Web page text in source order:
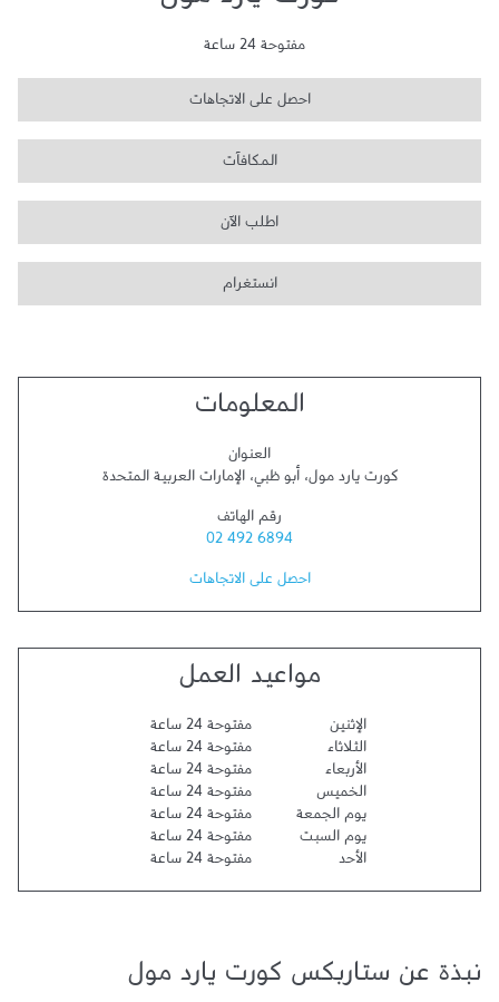
مفتوحة 24 ساعة
احصل على الاتجاهات
المكافآت
اطلب الآن
انستغرام
المعلومات
العنوان
كورت يارد مول،أبو ظبي،الإمارات العربية المتحدة
رقم الهاتف
02 492 6894
احصل على الاتجاهات
مواعيد العمل
الإثنين
مفتوحة 24 ساعة
الثلاثاء
مفتوحة 24 ساعة
الأربعاء
مفتوحة 24 ساعة
الخميس
مفتوحة 24 ساعة
يوم الجمعة
مفتوحة 24 ساعة
يوم السبت
مفتوحة 24 ساعة
الأحد
مفتوحة 24 ساعة
نبذة عن ستاربكس كورت يارد مول